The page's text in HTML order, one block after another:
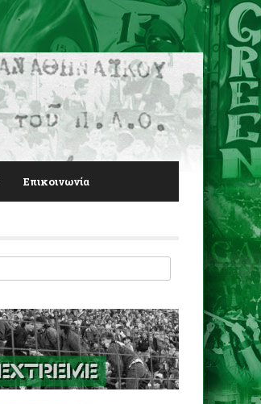
Επικοινωνία